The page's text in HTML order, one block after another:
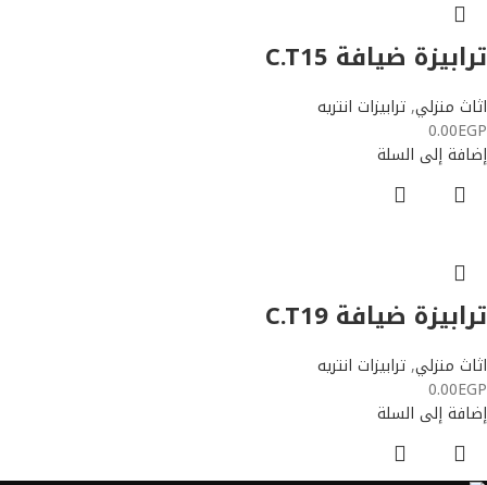
ترابيزة ضيافة C.T15
اثاث منزلي,ترابيزات انتريه
0.00EGP
إضافة إلى السلة
ترابيزة ضيافة C.T19
اثاث منزلي,ترابيزات انتريه
0.00EGP
إضافة إلى السلة